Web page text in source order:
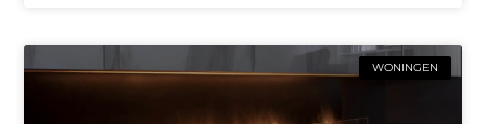
WONINGEN